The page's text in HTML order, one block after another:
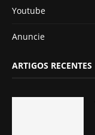
Youtube
Anuncie
ARTIGOS RECENTES